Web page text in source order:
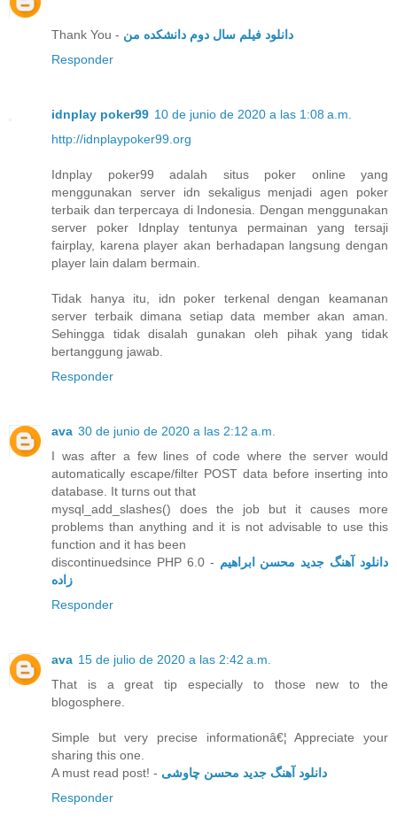
Thank You - دانلود فیلم سال دوم دانشکده من
Responder
idnplay poker99 10 de junio de 2020 a las 1:08 a.m.
http://idnplaypoker99.org
Idnplay poker99 adalah situs poker online yang
menggunakan server idn sekaligus menjadi agen poker
terbaik dan terpercaya di Indonesia. Dengan menggunakan
server poker Idnplay tentunya permainan yang tersaji
fairplay, karena player akan berhadapan langsung dengan
player lain dalam bermain.
Tidak hanya itu, idn poker terkenal dengan keamanan
server terbaik dimana setiap data member akan aman.
Sehingga tidak disalah gunakan oleh pihak yang tidak
bertanggung jawab.
Responder
ava 30 de junio de 2020 a las 2:12 a.m.
I was after a few lines of code where the server would
automatically escape/filter POST data before inserting into
database. It turns out that
mysql_add_slashes() does the job but it causes more
problems than anything and it is not advisable to use this
function and it has been
discontinuedsince PHP 6.0 - دانلود آهنگ جدید محسن ابراهیم
زاده
Responder
ava 15 de julio de 2020 a las 2:42 a.m.
That is a great tip especially to those new to the
blogosphere.
Simple but very precise informationâ€¦ Appreciate your
sharing this one.
A must read post! - دانلود آهنگ جدید محسن چاوشی
Responder